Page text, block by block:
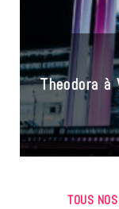
Theodora
TOUS